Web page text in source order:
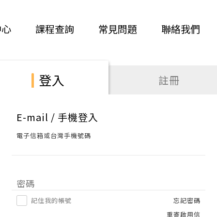
課程查詢 常見問題 聯絡我們
登入 註冊
E-mail / 手機登入
電子信箱或台灣手機號碼
密碼
記住我的帳號
忘記密碼
重寄啟用信